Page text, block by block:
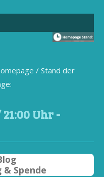
/ Stand der
:00 Uhr -
Spende